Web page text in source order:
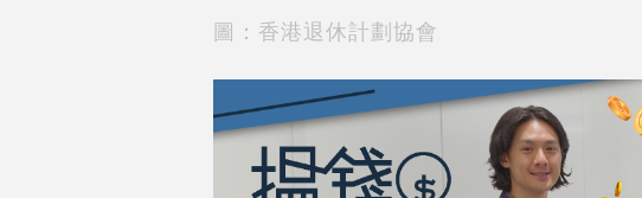
圖：香港退休計劃協會